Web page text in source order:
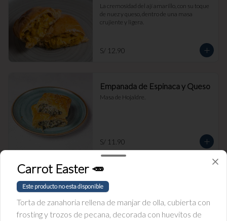
La cremosidad del ají amarillo, con su toque
de nuez y queso, dentro de una masa
crujiente y ligera.
S/ 12.90
Empanada de Espinaca y Queso
Masa de Hojaldre.
S/ 11.90
Rellena de jamón ingles y queso.
Carrot Easter 🥕
Este producto no esta disponible
Torta de zanahoria rellena de manjar de olla, cubierta con
frosting y trozos de pecana, decorada con huevitos de